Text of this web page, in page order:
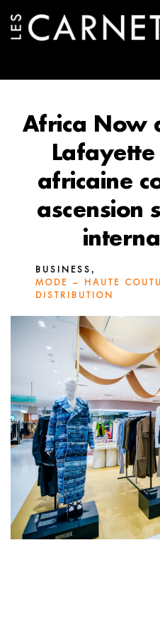
Africa Now
africaine
ascension
BUSINESS ,
MODE – HAUTE
DISTRIBUTION